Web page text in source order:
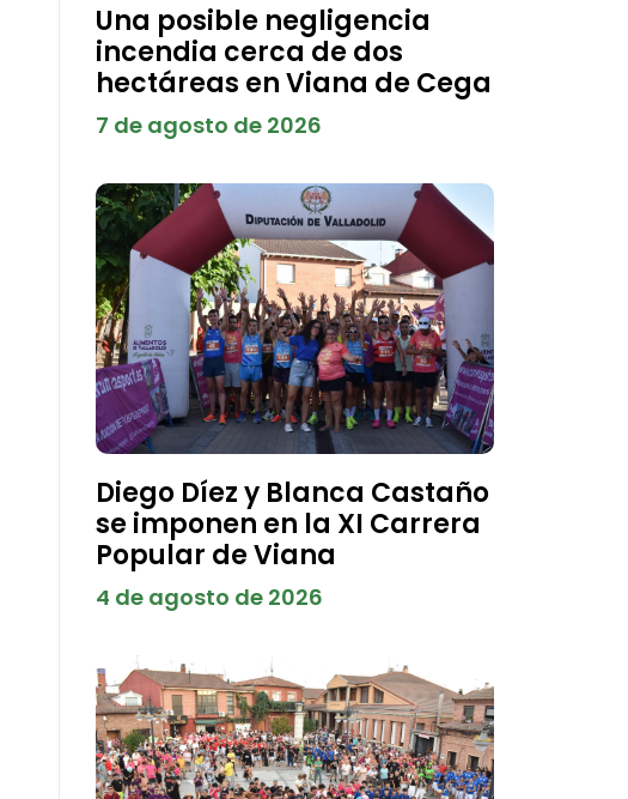
Una posible negligencia
incendia cerca de dos
hectáreas en Viana de Cega
7 de agosto de 2026
Diego Díez y Blanca Castaño
se imponen en la XI Carrera
Popular de Viana
4 de agosto de 2026